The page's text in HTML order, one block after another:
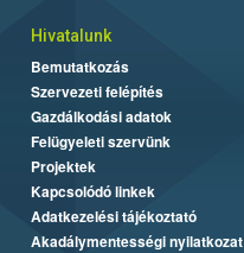
Hivatalunk
Bemutatkozás
Szervezeti felépítés
Gazdálkodási adatok
Felügyeleti szervünk
Projektek
Kapcsolódó linkek
Adatkezelési tájékoztató
Akadálymentességi nyilatkozat